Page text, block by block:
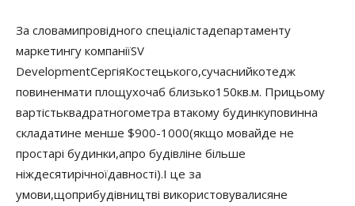
За словамипровідного спеціалістадепартаменту
маркетингу компаніїSV
DevelopmentСергіяКостецького,сучаснийкотедж
повиненмати площухочаб близько150кв.м. Прицьому
вартістьквадратногометра втакому будинкуповинна
складатине менше $900-1000(якщо мовайде не
простарі будинки,апро будівліне більше
ніждесятирічноїдавності).І це за
умови,щоприбудівництві використовувалисяне